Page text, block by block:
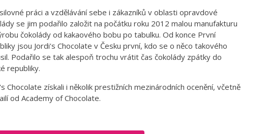
práci a vzdělávání sebe i zákazníků v oblasti opravdové
se jim podařilo založit na počátku roku 2012 malou manufakturu
čokolády od kakaového bobu po tabulku. Od konce První
jsou Jordi's Chocolate v Česku první, kdo se o něco takového
Podařilo se tak alespoň trochu vrátit čas čokolády zpátky do
republiky.
Chocolate získali i několik prestižních mezinárodních ocenění, včetně
od Academy of Chocolate.